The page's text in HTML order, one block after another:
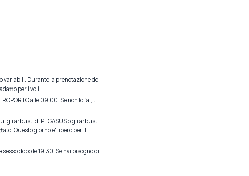
variabili. Durante la prenotazione dei
per i voli;
alle 09:00. Se non lo fai, ti
gli arbusti di PEGASUS o gli arbusti
Questo giorno e' libero per il
dopo le 19:30. Se hai bisogno di